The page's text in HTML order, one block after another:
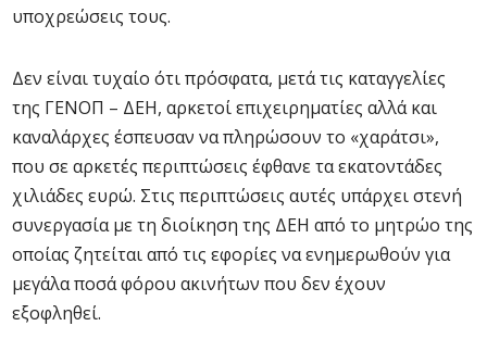
υποχρεώσεις τους.
Δεν είναι τυχαίο ότι πρόσφατα, μετά τις καταγγελίες
της ΓΕΝΟΠ – ΔΕΗ, αρκετοί επιχειρηματίες αλλά και
καναλάρχες έσπευσαν να πληρώσουν το «χαράτσι»,
που σε αρκετές περιπτώσεις έφθανε τα εκατοντάδες
χιλιάδες ευρώ. Στις περιπτώσεις αυτές υπάρχει στενή
συνεργασία με τη διοίκηση της ΔΕΗ από το μητρώο της
οποίας ζητείται από τις εφορίες να ενημερωθούν για
μεγάλα ποσά φόρου ακινήτων που δεν έχουν
εξοφληθεί.